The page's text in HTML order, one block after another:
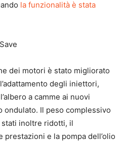
la funzionalità è stata
dei motori è stato migliorato
degli iniettori,
a camme ai nuovi
Il peso complessivo
inoltre ridotti, il
e la pompa dell’olio